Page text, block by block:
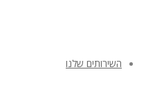
השירותים שלנו